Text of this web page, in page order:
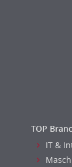
TOP
IT &